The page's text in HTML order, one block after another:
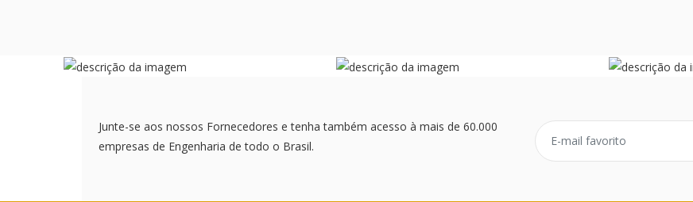
Junte-se aos nossos Fornecedores e tenha também acesso à mais de 60.000
empresas de Engenharia de todo o Brasil.